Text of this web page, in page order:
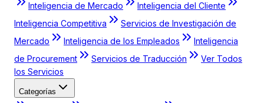
Inteligencia de Mercado
Inteligencia del Cliente
Inteligencia Competitiva
Servicios de Investigación de
Mercado
Inteligencia de los Empleados
Inteligencia
de Procurement
Servicios de Traducción
Ver Todos
los Servicios
Categorías